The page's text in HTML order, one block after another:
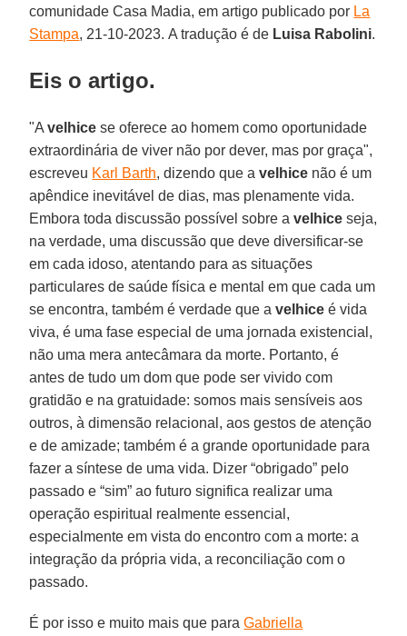
comunidade Casa Madia, em artigo publicado por La
Stampa, 21-10-2023. A tradução é de Luisa Rabolini.
Eis o artigo.
"Avelhice se oferece ao homem como oportunidade
extraordinária de viver não por dever, mas por graça",
escreveu Karl Barth, dizendo que avelhice não é um
apêndice inevitável de dias, mas plenamente vida.
Embora toda discussão possível sobre avelhice seja,
na verdade, uma discussão que deve diversificar-se
em cada idoso, atentando para as situações
particulares de saúde física e mental em que cada um
se encontra, também é verdade que avelhice é vida
viva, é uma fase especial de uma jornada existencial,
não uma mera antecâmara da morte. Portanto, é
antes de tudo um dom que pode ser vivido com
gratidão e na gratuidade: somos mais sensíveis aos
outros, à dimensão relacional, aos gestos de atenção
e de amizade; também é a grande oportunidade para
fazer a síntese de uma vida. Dizer “obrigado” pelo
passado e “sim” ao futuro significa realizar uma
operação espiritual realmente essencial,
especialmente em vista do encontro com a morte: a
integração da própria vida, a reconciliação com o
passado.
É por isso e muito mais que paraGabriella